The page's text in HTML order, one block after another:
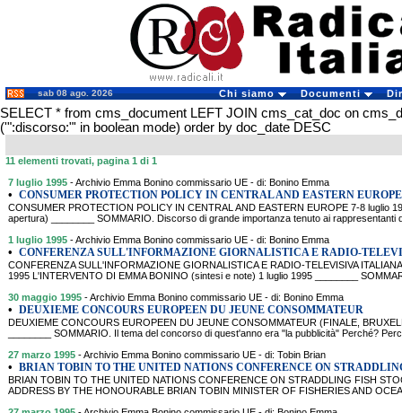
sab 08 ago. 2026 Chi siamo Documenti
SELECT * from cms_document LEFT JOIN cms_cat_doc on
('":discorso:"' in boolean mode) order by doc_date DESC
11 elementi trovati, pagina 1 di 1
7 luglio 1995 - Archivio Emma Bonino commissario UE - di: Bonino Emma
• CONSUMER PROTECTION POLICY IN CENTRAL AND EASTERN EUROPE
CONSUMER PROTECTION POLICY IN CENTRAL AND EASTERN EUROPE 7-8 luglio
apertura) ________ SOMMARIO. Discorso di grande importanza tenuto ai rappresentanti
1 luglio 1995 - Archivio Emma Bonino commissario UE - di: Bonino Emma
• CONFERENZA SULL'INFORMAZIONE GIORNALISTICA E RADIO-
CONFERENZA SULL'INFORMAZIONE GIORNALISTICA E RADIO-TELEVISIVA
1995 L'INTERVENTO DI EMMA BONINO (sintesi e note) 1 luglio 1995 ________
30 maggio 1995 - Archivio Emma Bonino commissario UE - di: Bonino Emma
• DEUXIEME CONCOURS EUROPEEN DU JEUNE CONSOMMATEUR
DEUXIEME CONCOURS EUROPEEN DU JEUNE CONSOMMATEUR (FINALE,
________ SOMMARIO. Il tema del concorso di quest'anno era "la pubblicità" Perché?
27 marzo 1995 - Archivio Emma Bonino commissario UE - di: Tobin Brian
• BRIAN TOBIN TO THE UNITED NATIONS CONFERENCE ON
BRIAN TOBIN TO THE UNITED NATIONS CONFERENCE ON STRADDLING FISH
ADDRESS BY THE HONOURABLE BRIAN TOBIN MINISTER OF FISHERIES AND